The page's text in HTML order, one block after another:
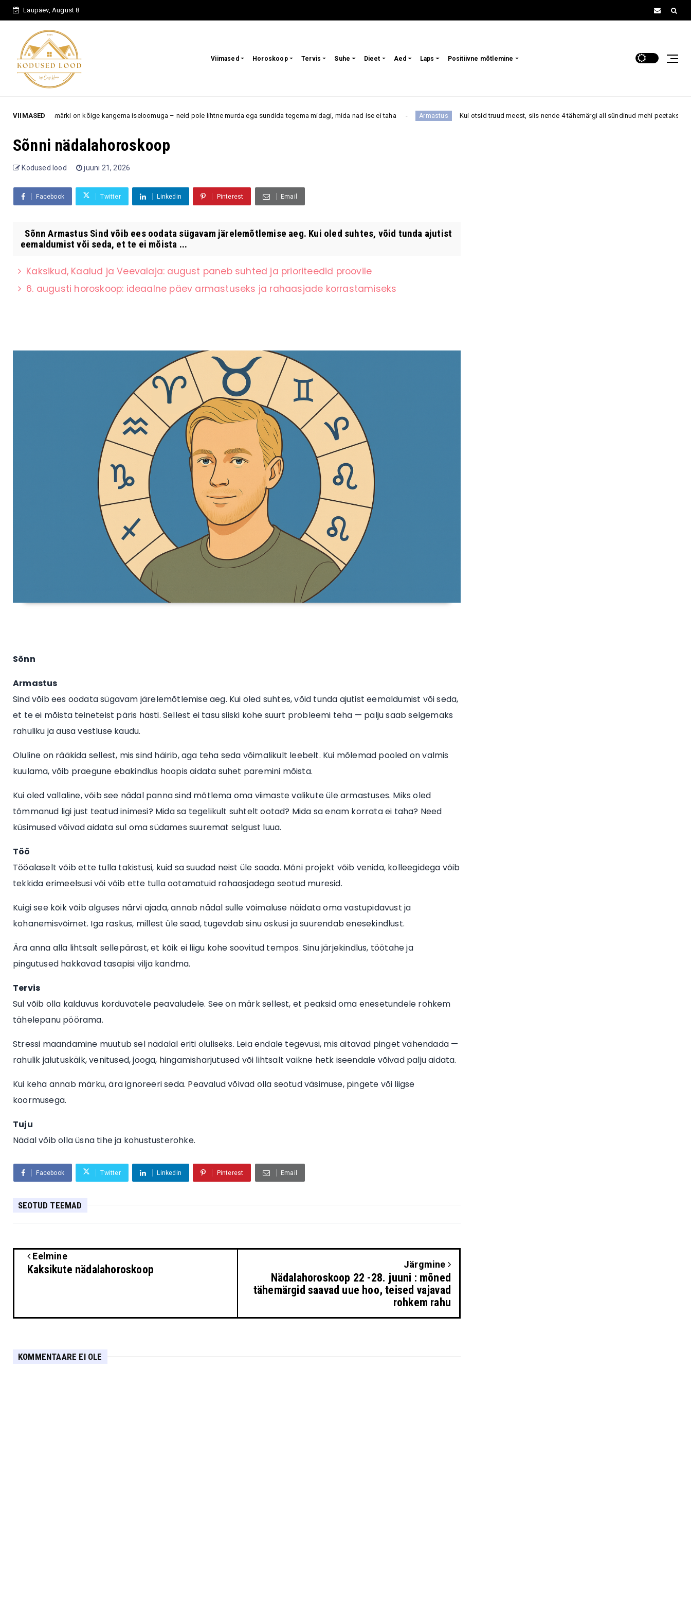
Laupäev, August 8
Viimased Horoskoop Tervis Suhe Dieet Aed Laps Positiivne mõtlemine
VIIMASED
on kõige kangema iseloomuga – neid pole lihtne murda ega sundida tegema midagi, mida nad ise ei taha Armastus Kui otsid truud meest, siis nende 4 tähemärgi all sündinud mehi peetakse kõige
Sõnni nädalahoroskoop
Kodused lood juuni 21, 2026
Facebook Twitter Linkedin Pinterest Email
Sõnn Armastus Sind võib ees oodata sügavam järelemõtlemise aeg. Kui oled suhtes, võid tunda ajutist
eemaldumist või seda, et te ei mõista ...
Kaksikud, Kaalud ja Veevalaja: august paneb suhted ja prioriteedid proovile
6. augusti horoskoop: ideaalne päev armastuseks ja rahaasjade korrastamiseks
Sõnn
Armastus
Sind võib ees oodata sügavam järelemõtlemise aeg. Kui oled suhtes, võid tunda ajutist eemaldumist või seda,
et te ei mõista teineteist päris hästi. Sellest ei tasu siiski kohe suurt probleemi teha — palju saab selgemaks
rahuliku ja ausa vestluse kaudu.
Oluline on rääkida sellest, mis sind häirib, aga teha seda võimalikult leebelt. Kui mõlemad pooled on valmis
kuulama, võib praegune ebakindlus hoopis aidata suhet paremini mõista.
Kui oled vallaline, võib see nädal panna sind mõtlema oma viimaste valikute üle armastuses. Miks oled
tõmmanud ligi just teatud inimesi? Mida sa tegelikult suhtelt ootad? Mida sa enam korrata ei taha? Need
küsimused võivad aidata sul oma südames suuremat selgust luua.
Töö
Tööalaselt võib ette tulla takistusi, kuid sa suudad neist üle saada. Mõni projekt võib venida, kolleegidega võib
tekkida erimeelsusi või võib ette tulla ootamatuid rahaasjadega seotud muresid.
Kuigi see kõik võib alguses närvi ajada, annab nädal sulle võimaluse näidata oma vastupidavust ja
kohanemisvõimet. Iga raskus, millest üle saad, tugevdab sinu oskusi ja suurendab enesekindlust.
Ära anna alla lihtsalt sellepärast, et kõik ei liigu kohe soovitud tempos. Sinu järjekindlus, töötahe ja
pingutused hakkavad tasapisi vilja kandma.
Tervis
Sul võib olla kalduvus korduvatele peavaludele. See on märk sellest, et peaksid oma enesetundele rohkem
tähelepanu pöörama.
Stressi maandamine muutub sel nädalal eriti oluliseks. Leia endale tegevusi, mis aitavad pinget vähendada —
rahulik jalutuskäik, venitused, jooga, hingamisharjutused või lihtsalt vaikne hetk iseendale võivad palju aidata.
Kui keha annab märku, ära ignoreeri seda. Peavalud võivad olla seotud väsimuse, pingete või liigse
koormusega.
Tuju
Nädal võib olla üsna tihe ja kohustusterohke.
Facebook Twitter Linkedin Pinterest Email
SEOTUD TEEMAD
Eelmine
Kaksikute nädalahoroskoop Järgmine
Nädalahoroskoop 22 -28. juuni : mõned
tähemärgid saavad uue hoo, teised vajavad
rohkem rahu
KOMMENTAARE EI OLE